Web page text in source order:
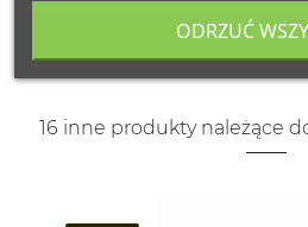
16 inne produkty należące
ODRZUĆ